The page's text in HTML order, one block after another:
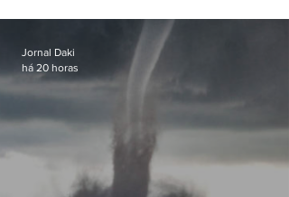
Jornal Daki
há 20 horas